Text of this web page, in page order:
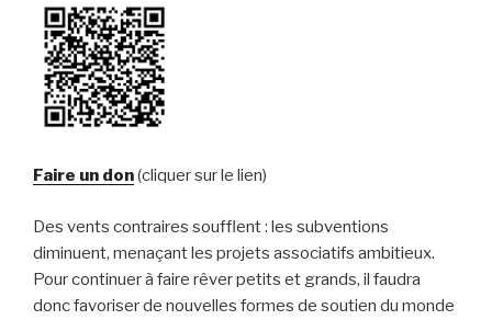
Faire un don(cliquer sur le lien)
Des vents contraires soufflent : les subventions
diminuent, menaçant les projets associatifs ambitieux.
Pour continuer à faire rêver petits et grands, il faudra
donc favoriser de nouvelles formes de soutien du monde